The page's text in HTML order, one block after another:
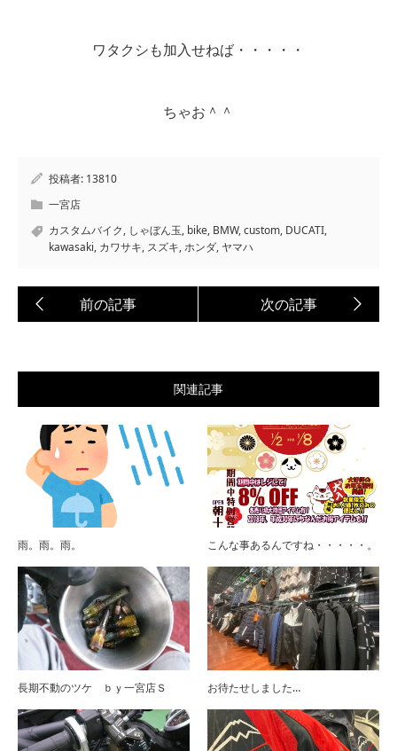
ワタクシも加入せねば・・・・・
ちゃお＾＾
投稿者: 13810
一宮店
カスタムバイク, しゃぼん玉, bike, BMW,custom, DUCATI,
kawasaki, カワサキ, スズキ,ホンダ, ヤマハ
関連記事
雨。雨。雨。 こんな事あるんですね・・・・・。
長期不動のツケ ｂｙ一宮店Ｓ お待たせしました…